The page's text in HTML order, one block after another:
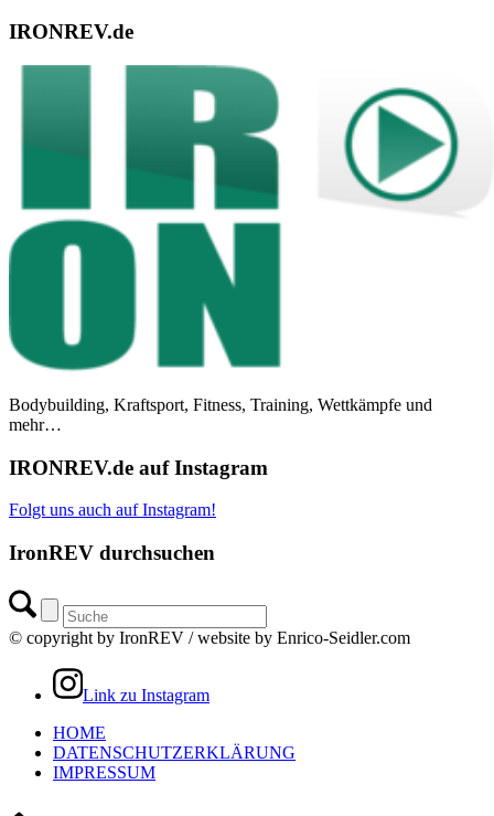
IRONREV.de
Bodybuilding, Kraftsport, Fitness, Training, Wettkämpfe und
mehr…
IRONREV.de auf Instagram
Folgt uns auch auf Instagram!
IronREV durchsuchen
© copyright by IronREV / website by Enrico-Seidler.com
Link zu Instagram
HOME
DATENSCHUTZERKLÄRUNG
IMPRESSUM